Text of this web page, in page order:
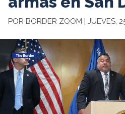
POR BORDER ZOOM | JUEVES,